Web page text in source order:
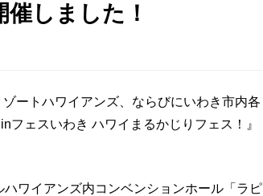
しました！
ートハワイアンズ、ならびにいわき市内各
inフェスいわき ハワイまるかじりフェス！』
ハワイアンズ内コンベンションホール「ラピ